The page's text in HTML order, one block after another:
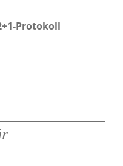
Protokoll